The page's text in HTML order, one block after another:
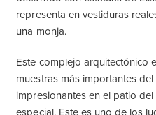
representa en vestiduras
una monja.
Este complejo arquitectónico
muestras más importantes
impresionantes en el patio
especial. Este es uno de los